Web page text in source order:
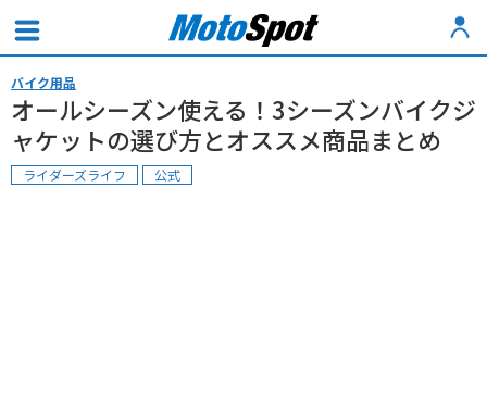
バイク用品
オールシーズン使える！3シーズンバイクジ
ャケットの選び方とオススメ商品まとめ
ライダーズライフ 公式